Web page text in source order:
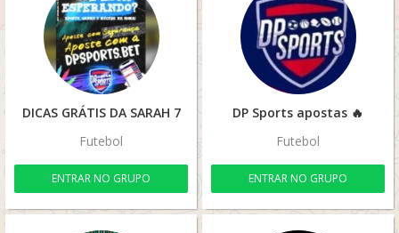
DICAS GRÁTIS DA SARAH 7
Futebol
ENTRAR NO GRUPO
DP Sports apostas 🔥
Futebol
ENTRAR NO GRUPO